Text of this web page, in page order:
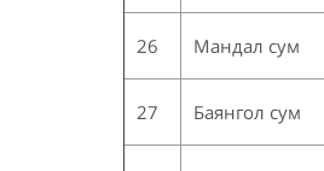
26 Мандал сум
27 Баянгол сум